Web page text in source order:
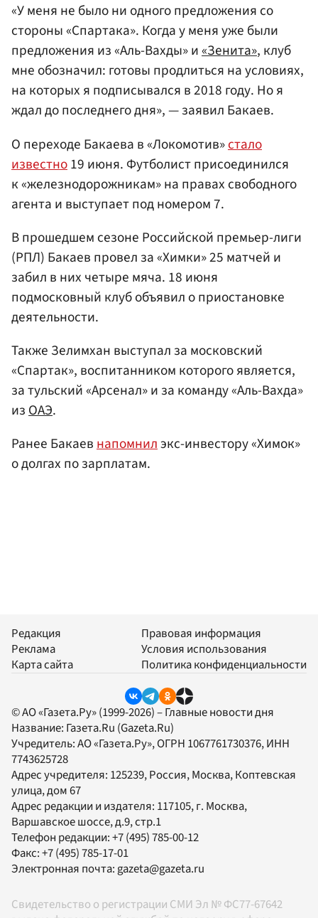
«У меня не было ни одного предложения со
стороны «Спартака». Когда у меня уже были
предложения из «Аль-Вахды» и«Зенита», клуб
мне обозначил: готовы продлиться на условиях,
на которых я подписывался в 2018 году. Но я
ждал до последнего дня», — заявил Бакаев.
О переходе Бакаева в «Локомотив»стало
известно19 июня. Футболист присоединился
к «железнодорожникам» на правах свободного
агента и выступает под номером 7.
В прошедшем сезоне Российской премьер-лиги
(РПЛ) Бакаев провел за «Химки» 25 матчей и
забил в них четыре мяча. 18 июня
подмосковный клуб объявил о приостановке
деятельности.
Также Зелимхан выступал за московский
«Спартак», воспитанником которого является,
за тульский «Арсенал» и за команду «Аль-Вахда»
изОАЭ.
Ранее Бакаевнапомнилэкс-инвестору «Химок»
о долгах по зарплатам.
Редакция
Реклама
Карта сайта
Правовая информация
Условия использования
Политика конфиденциальности
© АО «Газета.Ру» (1999-2026) – Главные новости дня
Название: Газета.Ru (Gazeta.Ru)
Учредитель:АО «Газета.Ру», ОГРН 1067761730376, ИНН
7743625728
Адрес учредителя: 125239, Россия, Москва, Коптевская
улица, дом 67
Адрес редакции и издателя: 117105, г. Москва,
Варшавское шоссе, д.9, стр.1
Телефон редакции:+7 (495) 785-00-12
Факс:+7 (495) 785-17-01
Электронная почта: gazeta@gazeta.ru
Свидетельство о регистрации СМИ Эл № ФС77-67642